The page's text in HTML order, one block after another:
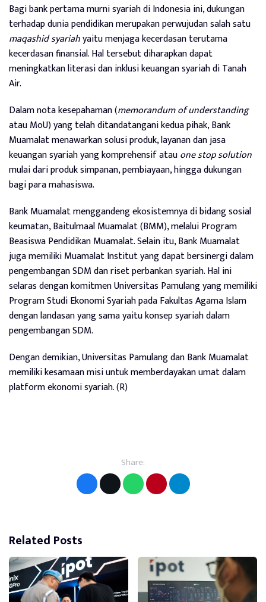
Bagi bank pertama murni syariah di Indonesia ini, dukungan
terhadap dunia pendidikan merupakan perwujudan salah satu
maqashid syariahyaitu menjaga kecerdasan terutama
kecerdasan finansial. Hal tersebut diharapkan dapat
meningkatkan literasi dan inklusi keuangan syariah di Tanah
Air.
Dalam nota kesepahaman (memorandum of understanding
atau MoU) yang telah ditandatangani kedua pihak, Bank
Muamalat menawarkan solusi produk, layanan dan jasa
keuangan syariah yang komprehensif atauone stop solution
mulai dari produk simpanan, pembiayaan, hingga dukungan
bagi para mahasiswa.
Bank Muamalat menggandeng ekosistemnya di bidang sosial
keumatan, Baitulmaal Muamalat (BMM), melalui Program
Beasiswa Pendidikan Muamalat. Selain itu, Bank Muamalat
juga memiliki Muamalat Institut yang dapat bersinergi dalam
pengembangan SDM dan riset perbankan syariah. Hal ini
selaras dengan komitmen Universitas Pamulang yang memiliki
Program Studi Ekonomi Syariah pada Fakultas Agama Islam
dengan landasan yang sama yaitu konsep syariah dalam
pengembangan SDM.
Dengan demikian, Universitas Pamulang dan Bank Muamalat
memiliki kesamaan misi untuk memberdayakan umat dalam
platform ekonomi syariah. (R)
Share:
Related Posts